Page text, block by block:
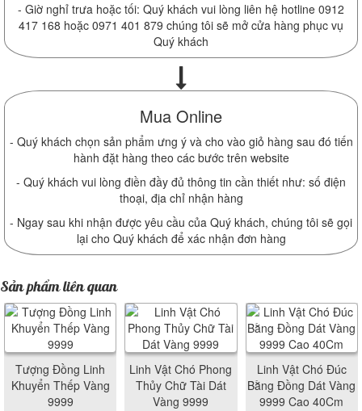
- Giờ nghỉ trưa hoặc tối: Quý khách vui lòng liên hệ hotline 0912
417 168 hoặc 0971 401 879 chúng tôi sẽ mở cửa hàng phục vụ
Quý khách
Mua Online
- Quý khách chọn sản phẩm ưng ý và cho vào giỏ hàng sau đó tiến
hành đặt hàng theo các bước trên website
- Quý khách vui lòng điền đầy đủ thông tin cần thiết như: số điện
thoại, địa chỉ nhận hàng
- Ngay sau khi nhận được yêu cầu của Quý khách, chúng tôi sẽ gọi
lại cho Quý khách để xác nhận đơn hàng
Sản phẩm liên quan
Tượng Đồng Linh
Khuyển Thếp Vàng
9999
Linh Vật Chó Phong
Thủy Chữ Tài Dát
Vàng 9999
Linh Vật Chó Đúc
Bằng Đồng Dát Vàng
9999 Cao 40Cm